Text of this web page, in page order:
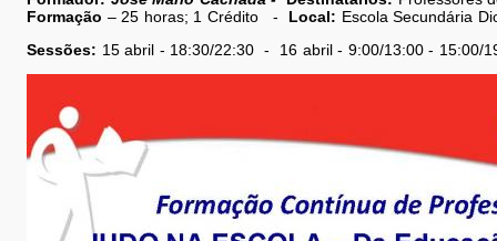
Formação – 25 horas; 1 Crédito - Local: Escola Secundária
Sessões: 15 abril - 18:30/22:30 - 16 abril - 9:00/13:00 -